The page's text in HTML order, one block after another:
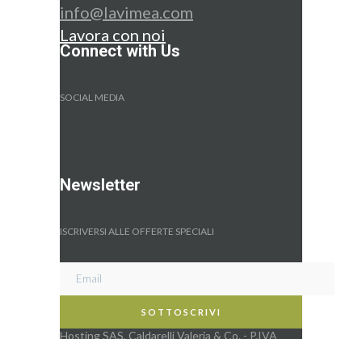
info@lavimea.com
Lavora con noi
Connect with Us
SOCIAL MEDIA
Newsletter
ISCRIVERSI ALLE OFFERTE SPECIALI
Hosting SAS, Caldarelli Valeria & Co. - P.IVA